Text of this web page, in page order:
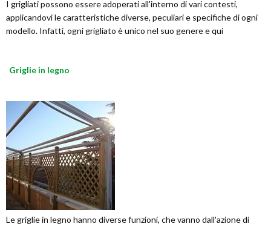
I grigliati possono essere adoperati all'interno di vari contesti,
applicandovi le caratteristiche diverse, peculiari e specifiche di ogni
modello. Infatti, ogni grigliato è unico nel suo genere e qui
Griglie in legno
Le griglie in legno hanno diverse funzioni, che vanno dall'azione di